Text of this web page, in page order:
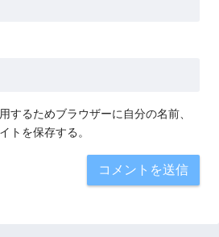
するためブラウザーに自分の名前、
トを保存する。